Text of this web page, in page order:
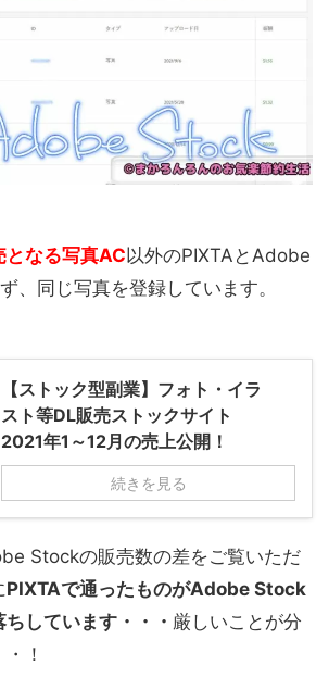
となる写真AC以外のPIXTAとAdobe
、同じ写真を登録しています。
【ストック型副業】フォト・イラ
スト等DL販売ストックサイト
2021年1～12月の売上公開！
続きを見る
Stockの販売数の差をご覧いただ
PIXTAで通ったものがAdobe Stock
しています・・・ 厳しいことが分
！